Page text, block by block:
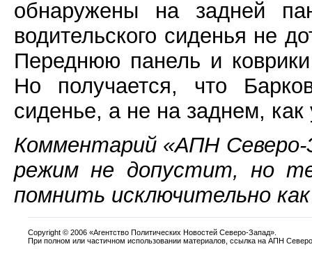
обнаружены на задней
водительского сиденья не
Переднюю панель и
Но получается, что
сиденье, а не на заднем,
Комментарий «АПН Северо-
режим не допустит, но
помнить исключительно
Copyright © 2006 «Агентство Политических Новостей Северо-Запад».
При полном или частичном использовании материалов, ссылка на АПН